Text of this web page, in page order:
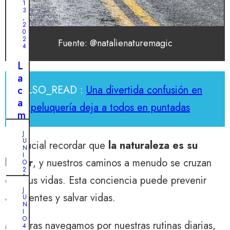
Fuente: @natalienaturemagic
ALSO_READ : Una divertida confusión en
la peluquería deja a todos en puntadas
Es crucial recordar que la naturaleza es su
hogar, y nuestros caminos a menudo se cruzan
con sus vidas. Esta conciencia puede prevenir
accidentes y salvar vidas.
Mientras navegamos por nuestras rutinas diarias,
o
d
e
l
o
s
t
r
a
b
d
o
1
3
,
2
0
2
4
L
a
c
a
m
n
a
J
U
N
I
O
2
1
2
0
2
4
J
U
N
I
O
4